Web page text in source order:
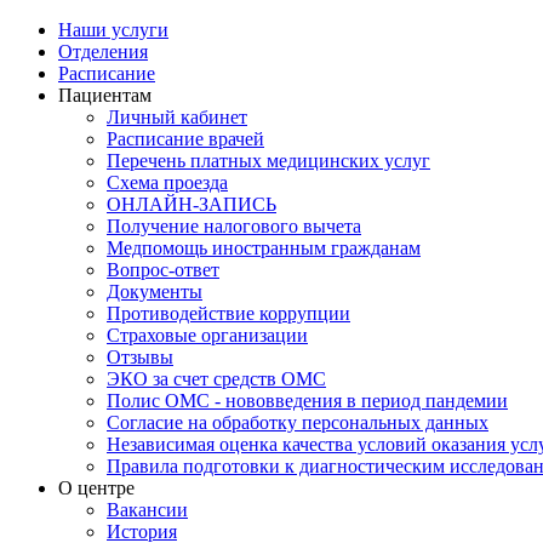
Наши услуги
Отделения
Расписание
Пациентам
Личный кабинет
Расписание врачей
Перечень платных медицинских услуг
Схема проезда
ОНЛАЙН-ЗАПИСЬ
Получение налогового вычета
Медпомощь иностранным гражданам
Вопрос-ответ
Документы
Противодействие коррупции
Страховые организации
Отзывы
ЭКО за счет средств ОМС
Полис ОМС - нововведения в период пандемии
Согласие на обработку персональных данных
Независимая оценка качества условий оказания
Правила подготовки к диагностическим
О центре
Вакансии
История